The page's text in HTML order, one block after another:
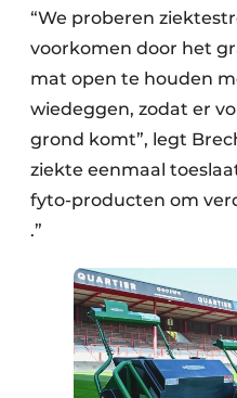
“We proberen
voorkomen door het
mat open te houden
wiedeggen, zodat er
grond komt”, legt
ziekte eenmaal
fyto-producten om
.”